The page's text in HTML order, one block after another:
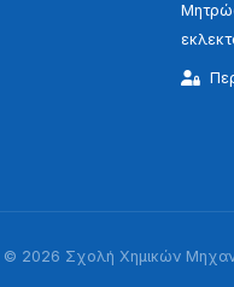
© 2026 Σχολή Χημικών